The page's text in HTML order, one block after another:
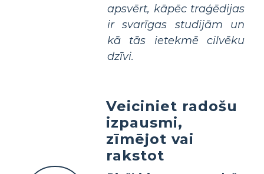
apsvērt, kāpēc traģēdijas
ir svarīgas studijām un
kā tās ietekmē cilvēku
dzīvi.
Veiciniet radošu
izpausmi,
zīmējot vai
rakstot